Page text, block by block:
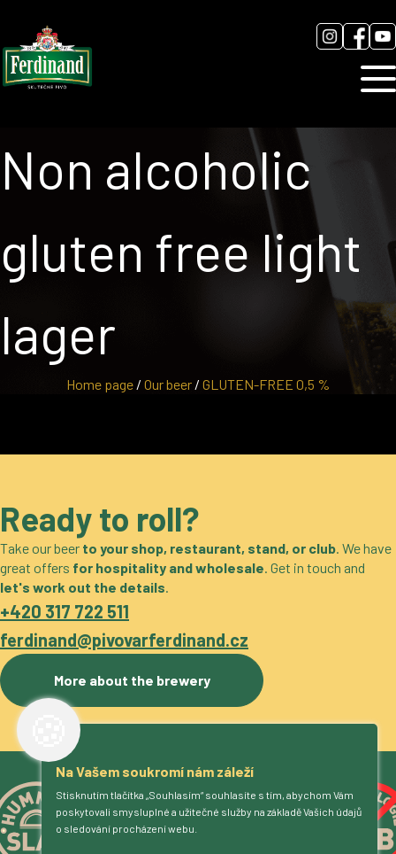
Na Vašem soukromí nám záleží
Stisknutím tlačítka „Souhlasím“ souhlasíte s tím, abychom Vám
poskytovali smysluplné a užitečné služby na základě Vašich údajů
o sledování procházení webu.
Home page / Our beer / GLUTEN-FREE 0,5 %
Non alcoholic
gluten free light
lager
Ready to roll?
Take our beer to your shop, restaurant, stand, or club. We have
great offers for hospitality and wholesale. Get in touch and
let's work out the details.
+420 317 722 511
ferdinand@pivovarferdinand.cz
More about the brewery